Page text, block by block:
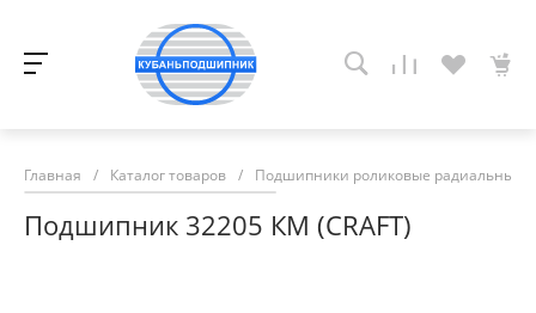
Главная / Каталог товаров / Подшипники роликовые радиальные
Подшипник 32205 КМ (CRAFT)